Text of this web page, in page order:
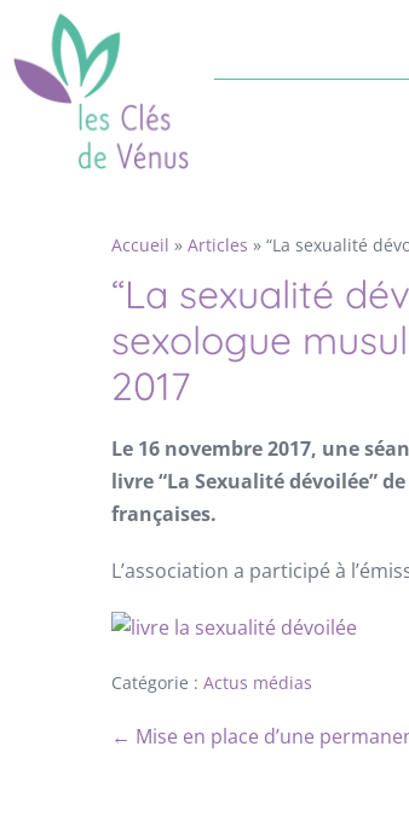
Accueil » Articles » “La sexualité
“La sexualité
sexologue
2017
Le 16 novembre 2017, une
livre “La Sexualité dévoilée”
françaises.
L’association a participé à
Catégorie : Actus médias
← Mise en place d’une